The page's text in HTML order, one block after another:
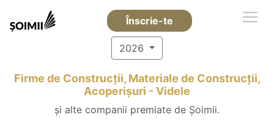
Înscrie-te
2026
Firme de Construcții, Materiale de Construcții,
Acoperișuri - Videle
și alte companii premiate de Șoimii.